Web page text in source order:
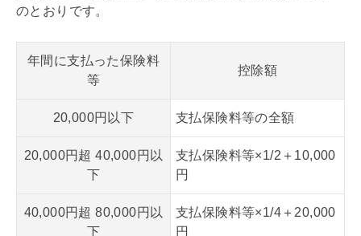
のとおりです。
年間に支払った保険料
等
控除額
20,000円以下 支払保険料等の全額
20,000円超 40,000円以
下
支払保険料等×1/2＋10,000
円
40,000円超 80,000円以
下
支払保険料等×1/4＋20,000
円